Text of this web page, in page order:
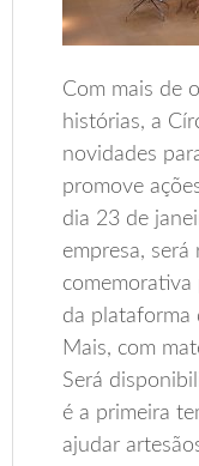
Com mais de
histórias, a
novidades
promove
dia 23 de
empresa, será
da plataforma
Mais, com
Será
é a primeira
ajudar